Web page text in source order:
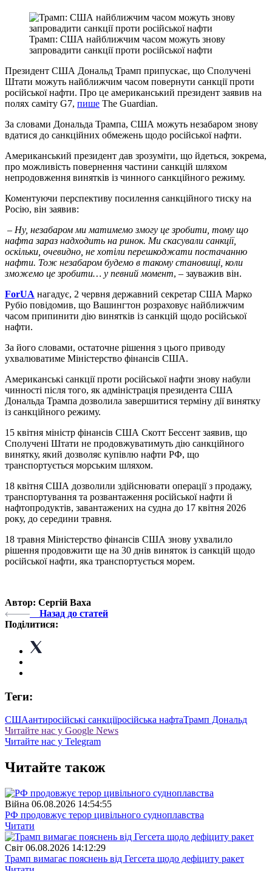
Трамп: США найближчим часом можуть знову
запровадити санкції проти російської нафти
Президент США Дональд Трамп припускає, що Сполучені
Штати можуть найближчим часом повернути санкції проти
російської нафти. Про це американський президент заявив на
полях саміту G7, пише The Guardian.
За словами Дональда Трампа, США можуть незабаром знову
вдатися до санкційних обмежень щодо російської нафти.
Американський президент дав зрозуміти, що йдеться, зокрема,
про можливість повернення частини санкцій шляхом
непродовження винятків із чинного санкційного режиму.
Коментуючи перспективу посилення санкційного тиску на
Росію, він заявив:
– Ну, незабаром ми матимемо змогу це зробити, тому що
нафта зараз надходить на ринок. Ми скасували санкції,
оскільки, очевидно, не хотіли перешкоджати постачанню
нафти. Тож незабаром будемо в такому становищі, коли
зможемо це зробити… у певний момент, – зауважив він.
ForUA нагадує, 2 червня державний секретар США Марко
Рубіо повідомив, що Вашингтон розраховує найближчим
часом припинити дію винятків із санкцій щодо російської
нафти.
За його словами, остаточне рішення з цього приводу
ухвалюватиме Міністерство фінансів США.
Американські санкції проти російської нафти знову набули
чинності після того, як адміністрація президента США
Дональда Трампа дозволила завершитися терміну дії винятку
із санкційного режиму.
15 квітня міністр фінансів США Скотт Бессент заявив, що
Сполучені Штати не продовжуватимуть дію санкційного
винятку, який дозволяє купівлю нафти РФ, що
транспортується морським шляхом.
18 квітня США дозволили здійснювати операції з продажу,
транспортування та розвантаження російської нафти й
нафтопродуктів, завантажених на судна до 17 квітня 2026
року, до середини травня.
18 травня Міністерство фінансів США знову ухвалило
рішення продовжити ще на 30 днів виняток із санкцій щодо
російської нафти, яка транспортується морем.
Автор: Сергій Ваха
Назад до статей
Поділитися:
Теги:
СШАантиросійські санкціїросійська нафтаТрамп Дональд
Читайте нас у Google News
Читайте нас у Telegram
Читайте також
Війна 06.08.2026 14:54:55
РФ продовжує терор цивільного судноплавства
Читати
Свiт 06.08.2026 14:12:29
Трамп вимагає пояснень від Гегсета щодо дефіциту ракет